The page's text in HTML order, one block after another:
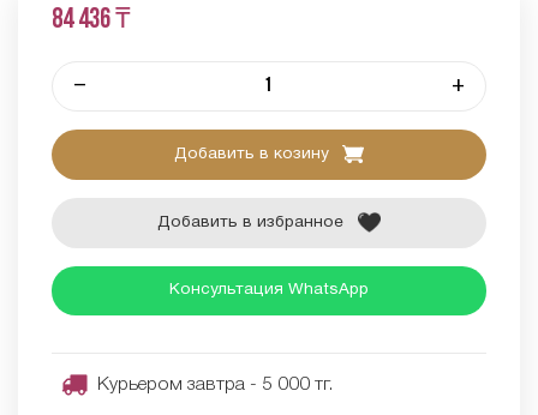
84 436 ₸
– +
Добавить в козину
Добавить в избранное
Консультация WhatsApp
Курьером завтра - 5 000 тг.